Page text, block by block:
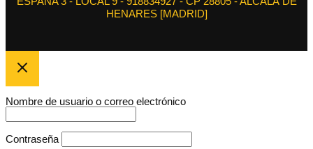
HENARES [MADRID]
Nombre de usuario o correo electrónico
Contraseña